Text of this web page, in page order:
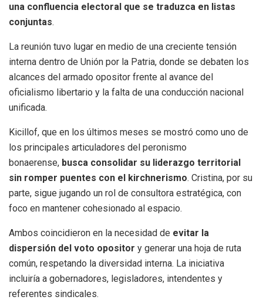
una confluencia electoral que se traduzca en listas
conjuntas.
La reunión tuvo lugar en medio de una creciente tensión
interna dentro de Unión por la Patria, donde se debaten los
alcances del armado opositor frente al avance del
oficialismo libertario y la falta de una conducción nacional
unificada.
Kicillof, que en los últimos meses se mostró como uno de
los principales articuladores del peronismo
bonaerense, busca consolidar su liderazgo territorial
sin romper puentes con el kirchnerismo. Cristina, por su
parte, sigue jugando un rol de consultora estratégica, con
foco en mantener cohesionado al espacio.
Ambos coincidieron en la necesidad de evitar la
dispersión del voto opositor y generar una hoja de ruta
común, respetando la diversidad interna. La iniciativa
incluiría a gobernadores, legisladores, intendentes y
referentes sindicales.